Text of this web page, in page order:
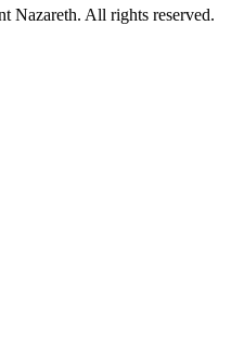
Nazareth. All rights reserved.